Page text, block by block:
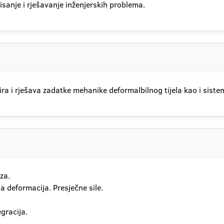
i rješavanje inženjerskih problema.
i rješava zadatke mehanike deformalbilnog tijela kao i
deformacija. Presječne sile.